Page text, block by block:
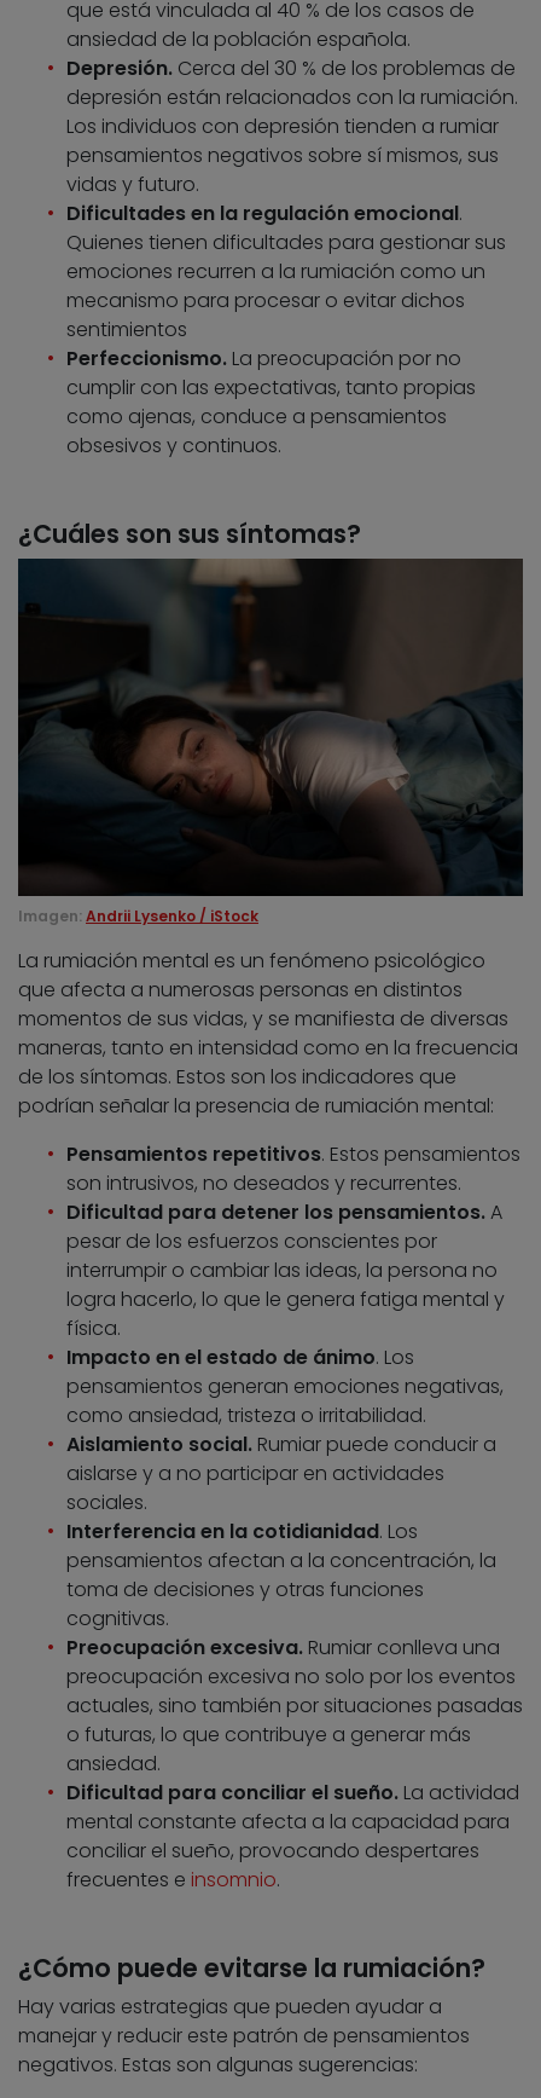
que está vinculada al 40 % de los casos de
ansiedad de la población española.
Depresión. Cerca del 30 % de los problemas de
depresión están relacionados con la rumiación.
Los individuos con depresión tienden a rumiar
pensamientos negativos sobre sí mismos, sus
vidas y futuro.
Dificultades en la regulación emocional.
Quienes tienen dificultades para gestionar sus
emociones recurren a la rumiación como un
mecanismo para procesar o evitar dichos
sentimientos
Perfeccionismo. La preocupación por no
cumplir con las expectativas, tanto propias
como ajenas, conduce a pensamientos
obsesivos y continuos.
¿Cuáles son sus síntomas?
Imagen: Andrii Lysenko / iStock
La rumiación mental es un fenómeno psicológico
que afecta a numerosas personas en distintos
momentos de sus vidas, y se manifiesta de diversas
maneras, tanto en intensidad como en la frecuencia
de los síntomas. Estos son los indicadores que
podrían señalar la presencia de rumiación mental:
Pensamientos repetitivos. Estos pensamientos
son intrusivos, no deseados y recurrentes.
Dificultad para detener los pensamientos.A
pesar de los esfuerzos conscientes por
interrumpir o cambiar las ideas, la persona no
logra hacerlo, lo que le genera fatiga mental y
física.
Impacto en el estado de ánimo. Los
pensamientos generan emociones negativas,
como ansiedad, tristeza o irritabilidad.
Aislamiento social. Rumiar puede conducir a
aislarse y a no participar en actividades
sociales.
Interferencia en la cotidianidad. Los
pensamientos afectan a la concentración, la
toma de decisiones y otras funciones
cognitivas.
Preocupación excesiva. Rumiar conlleva una
preocupación excesiva no solo por los eventos
actuales, sino también por situaciones pasadas
o futuras, lo que contribuye a generar más
ansiedad.
Dificultad para conciliar el sueño. La actividad
mental constante afecta a la capacidad para
conciliar el sueño, provocando despertares
frecuentes e insomnio.
¿Cómo puede evitarse la rumiación?
Hay varias estrategias que pueden ayudar a
manejar y reducir este patrón de pensamientos
negativos. Estas son algunas sugerencias: